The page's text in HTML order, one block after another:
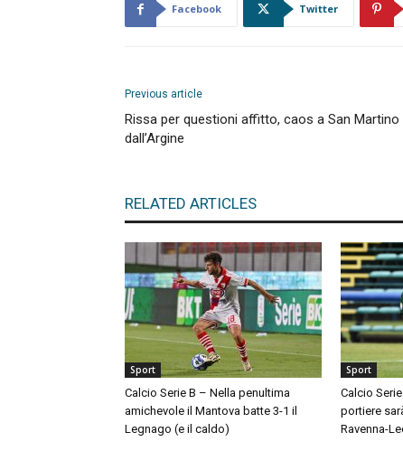
Facebook Twitter
Previous article
Rissa per questioni affitto, caos a San Martino
dall’Argine
RELATED ARTICLES
Sport
Calcio Serie B – Nella penultima
amichevole il Mantova batte 3-1 il
Legnago (e il caldo)
Sport
Calcio
portiere
Ravenna-